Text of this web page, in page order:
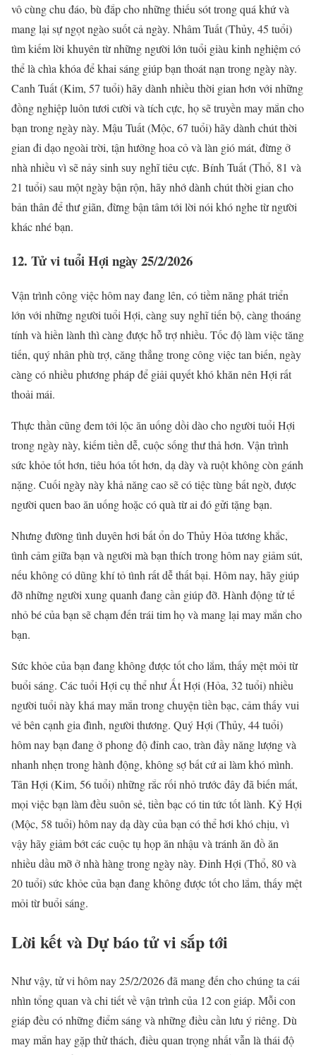
vô cùng chu đáo, bù đắp cho những thiếu sót trong quá khứ và
mang lại sự ngọt ngào suốt cả ngày. Nhâm Tuất (Thủy, 45 tuổi)
tìm kiếm lời khuyên từ những người lớn tuổi giàu kinh nghiệm có
thể là chìa khóa để khai sáng giúp bạn thoát nạn trong ngày này.
Canh Tuất (Kim, 57 tuổi) hãy dành nhiều thời gian hơn với những
đồng nghiệp luôn tươi cười và tích cực, họ sẽ truyền may mắn cho
bạn trong ngày này. Mậu Tuất (Mộc, 67 tuổi) hãy dành chút thời
gian đi dạo ngoài trời, tận hưởng hoa cỏ và làn gió mát, đừng ở
nhà nhiều vì sẽ nảy sinh suy nghĩ tiêu cực. Bính Tuất (Thổ, 81 và
21 tuổi) sau một ngày bận rộn, hãy nhớ dành chút thời gian cho
bản thân để thư giãn, đừng bận tâm tới lời nói khó nghe từ người
khác nhé bạn.
12. Tử vi tuổi Hợi ngày 25/2/2026
Vận trình công việc hôm nay đang lên, có tiềm năng phát triển
lớn với những người tuổi Hợi, càng suy nghĩ tiến bộ, càng thoáng
tính và hiền lành thì càng được hỗ trợ nhiều. Tốc độ làm việc tăng
tiến, quý nhân phù trợ, căng thẳng trong công việc tan biến, ngày
càng có nhiều phương pháp để giải quyết khó khăn nên Hợi rất
thoải mái.
Thực thần cũng đem tới lộc ăn uống dồi dào cho người tuổi Hợi
trong ngày này, kiếm tiền dễ, cuộc sống thư thả hơn. Vận trình
sức khỏe tốt hơn, tiêu hóa tốt hơn, dạ dày và ruột không còn gánh
nặng. Cuối ngày này khả năng cao sẽ có tiệc tùng bất ngờ, được
người quen bao ăn uống hoặc có quà từ ai đó gửi tặng bạn.
Nhưng đường tình duyên hơi bất ổn do Thủy Hỏa tương khắc,
tình cảm giữa bạn và người mà bạn thích trong hôm nay giảm sút,
nếu không có dũng khí tỏ tình rất dễ thất bại. Hôm nay, hãy giúp
đỡ những người xung quanh đang cần giúp đỡ. Hành động tử tế
nhỏ bé của bạn sẽ chạm đến trái tim họ và mang lại may mắn cho
bạn.
Sức khỏe của bạn đang không được tốt cho lắm, thấy mệt mỏi từ
buổi sáng. Các tuổi Hợi cụ thể như Ất Hợi (Hỏa, 32 tuổi) nhiều
người tuổi này khá may mắn trong chuyện tiền bạc, cảm thấy vui
vẻ bên cạnh gia đình, người thương. Quý Hợi (Thủy, 44 tuổi)
hôm nay bạn đang ở phong độ đỉnh cao, tràn đầy năng lượng và
nhanh nhẹn trong hành động, không sợ bất cứ ai làm khó mình.
Tân Hợi (Kim, 56 tuổi) những rắc rối nhỏ trước đây đã biến mất,
mọi việc bạn làm đều suôn sẻ, tiền bạc có tin tức tốt lành. Kỷ Hợi
(Mộc, 58 tuổi) hôm nay dạ dày của bạn có thể hơi khó chịu, vì
vậy hãy giảm bớt các cuộc tụ họp ăn nhậu và tránh ăn đồ ăn
nhiều dầu mỡ ở nhà hàng trong ngày này. Đinh Hợi (Thổ, 80 và
20 tuổi) sức khỏe của bạn đang không được tốt cho lắm, thấy mệt
mỏi từ buổi sáng.
Lời kết và Dự báo tử vi sắp tới
Như vậy, tử vi hôm nay 25/2/2026 đã mang đến cho chúng ta cái
nhìn tổng quan và chi tiết về vận trình của 12 con giáp. Mỗi con
giáp đều có những điểm sáng và những điều cần lưu ý riêng. Dù
may mắn hay gặp thử thách, điều quan trọng nhất vẫn là thái độ